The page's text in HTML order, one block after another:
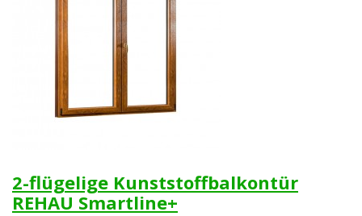
2-flügelige Kunststoffbalkontür
REHAU Smartline+